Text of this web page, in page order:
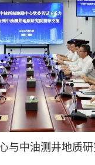
与中油测井地质